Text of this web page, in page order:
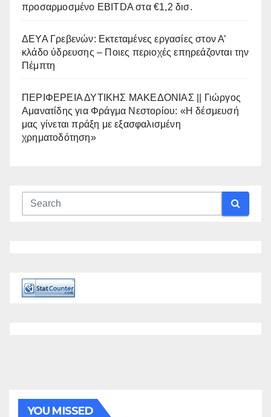
προσαρμοσμένο EBITDA στα €1,2 δισ.
ΔΕΥΑ Γρεβενών: Εκτεταμένες εργασίες στον Α’
κλάδο ύδρευσης – Ποιες περιοχές επηρεάζονται την
Πέμπτη
ΠΕΡΙΦΕΡΕΙΑ ΔΥΤΙΚΗΣ ΜΑΚΕΔΟΝΙΑΣ || Γιώργος
Αμανατίδης για Φράγμα Νεστορίου: «Η δέσμευσή
μας γίνεται πράξη με εξασφαλισμένη
χρηματοδότηση»
YOU MISSED